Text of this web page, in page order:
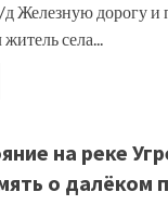
Железную дорогу и
села...
на реке
о далёком